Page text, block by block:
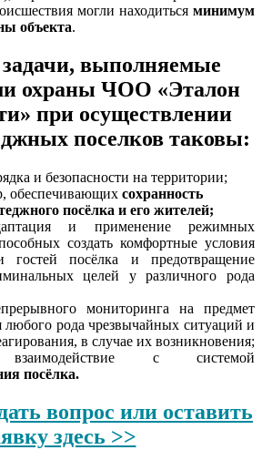
могли находиться минимум
объекта.
выполняемые
охраны ЧОО «Эталон
при осуществлении
поселков таковы:
и безопасности на территории;
обеспечивающих сохранность
посёлка и его жителей;
и применение режимных
создать комфортные условия
гостей посёлка и предотвращение
целей у различного рода
мониторинга на предмет
любого рода чрезвычайных ситуаций и
в случае их возникновения;
взаимодействие с системой
посёлка.
вопрос или оставить
здесь >>